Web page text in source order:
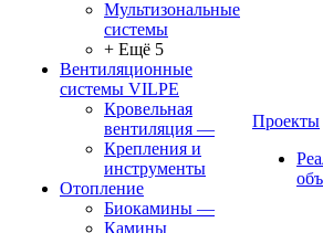
Мультизональные
системы
+ Ещё 5
Вентиляционные
системы VILPE
Кровельная
вентиляция —
Крепления и
инструменты
Отопление
Биокамины —
Камины
Проекты